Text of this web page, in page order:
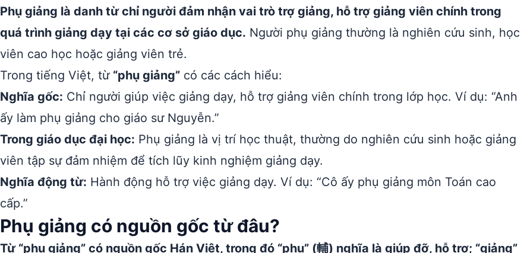
Phụ giảng là danh từ chỉ người đảm nhận vai trò trợ giảng, hỗ trợ giảng viên chính trong
quá trình giảng dạy tại các cơ sở giáo dục. Người phụ giảng thường là nghiên cứu sinh, học
viên cao học hoặc giảng viên trẻ.
Trong tiếng Việt, từ “phụ giảng” có các cách hiểu:
Nghĩa gốc: Chỉ người giúp việc giảng dạy, hỗ trợ giảng viên chính trong lớp học. Ví dụ: “Anh
ấy làm phụ giảng cho giáo sư Nguyễn.”
Trong giáo dục đại học: Phụ giảng là vị trí học thuật, thường do nghiên cứu sinh hoặc giảng
viên tập sự đảm nhiệm để tích lũy kinh nghiệm giảng dạy.
Nghĩa động từ: Hành động hỗ trợ việc giảng dạy. Ví dụ: “Cô ấy phụ giảng môn Toán cao
cấp.”
Phụ giảng có nguồn gốc từ đâu?
Từ “phụ giảng” có nguồn gốc Hán Việt, trong đó “phụ” (輔) nghĩa là giúp đỡ, hỗ trợ; “giảng”